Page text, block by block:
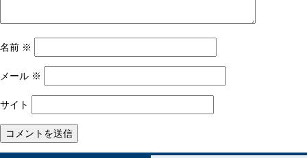
名前 ※
メール ※
サイト